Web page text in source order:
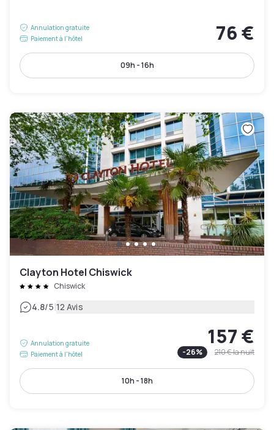
Annulation gratuite
Paiement à l'hôtel
76 €
09h - 16h
Clayton Hotel Chiswick
Chiswick
4.8/5|12 Avis
Annulation gratuite
Paiement à l'hôtel
157 €
-26% 210 €la nuit
10h - 18h